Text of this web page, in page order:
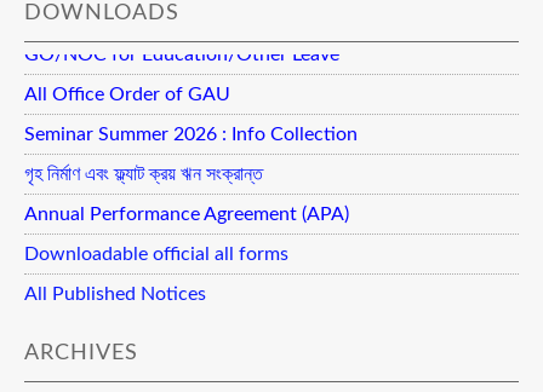
DOWNLOADS
GO/NOC for Education/Other Leave
All Office Order of GAU
Seminar Summer 2026 : Info Collection
গৃহ নির্মাণ এবং ফ্ল্যাট ক্রয় ঋন সংক্রান্ত
Annual Performance Agreement (APA)
Downloadable official all forms
All Published Notices
ARCHIVES